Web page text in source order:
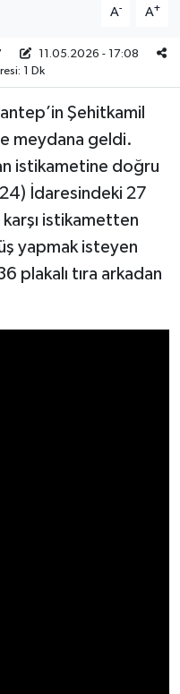
A- A+
11.05.2026 - 17:08
1 Dk
Şehitkamil
meydana geldi.
istikametine doğru
İdaresindeki 27
istikametten
yapmak isteyen
plakalı tıra arkadan